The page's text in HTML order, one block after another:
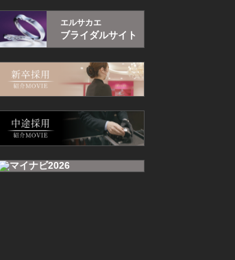
エルサカエ
ブライダルサイト